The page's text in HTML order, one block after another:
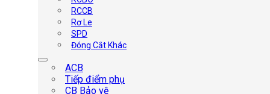
RCCB
Rơ Le
SPD
Đóng Cắt Khác
ACB
Tiếp điểm phụ
CB Bảo vệ